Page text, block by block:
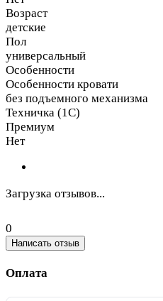
Возраст
детские
Пол
универсальный
Особенности
Особенности кровати
без подъемного механизма
Техничка (1С)
Премиум
Нет
Загрузка отзывов...
0
Написать отзыв
Оплата